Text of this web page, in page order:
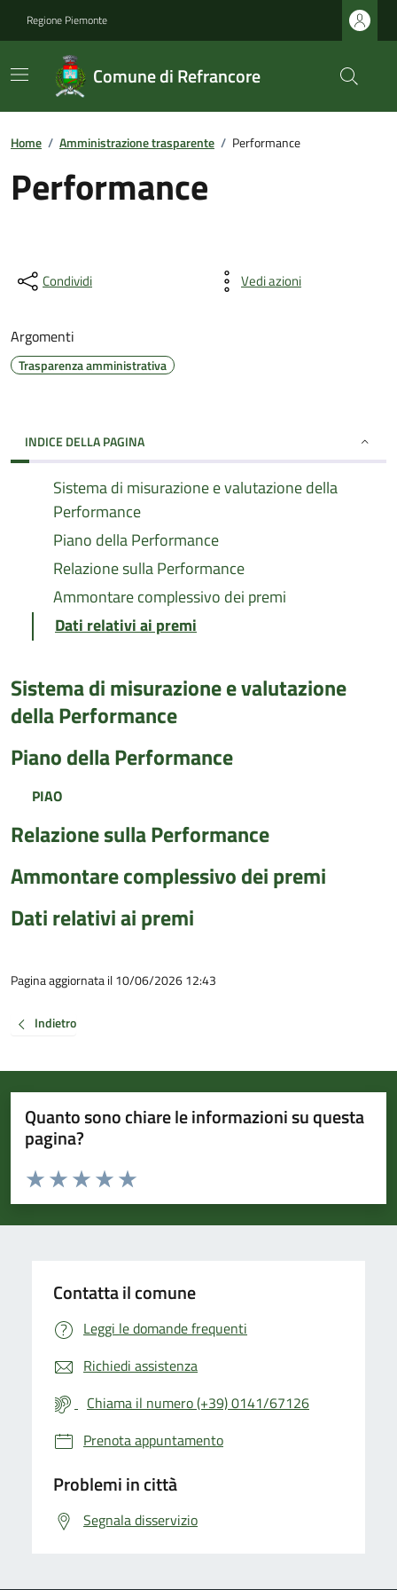
Regione Piemonte
Comune di Refrancore
Home / Amministrazione trasparente / Performance
Performance
Condividi Vedi azioni
Argomenti
Trasparenza amministrativa
INDICE DELLA PAGINA
Sistema di misurazione e valutazione della
Performance
Piano della Performance
Relazione sulla Performance
Ammontare complessivo dei premi
Dati relativi ai premi
Sistema di misurazione e valutazione
della Performance
Piano della Performance
PIAO
Relazione sulla Performance
Ammontare complessivo dei premi
Dati relativi ai premi
Pagina aggiornata il 10/06/2026 12:43
Indietro
Quanto sono chiare le informazioni su questa
pagina?
Valuta da 1 a 5 stelle la pagina
Valuta 5 stelle su 5
Valuta 4 stelle su 5
Valuta 3 stelle su 5
Valuta 2 stelle su 5
Valuta 1 stelle su 5
Contatta il comune
Leggi le domande frequenti
Richiedi assistenza
Chiama il numero (+39) 0141/67126
Prenota appuntamento
Problemi in città
Segnala disservizio